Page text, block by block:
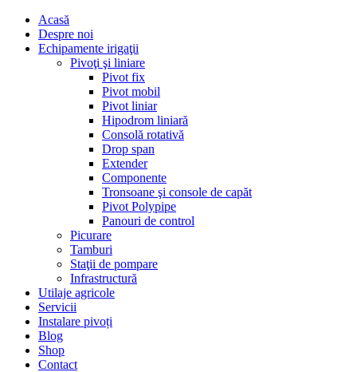
Acasă
Despre noi
Echipamente irigaţii
Pivoţi şi liniare
Pivot fix
Pivot mobil
Pivot liniar
Hipodrom liniară
Consolă rotativă
Drop span
Extender
Componente
Tronsoane şi console de capăt
Pivot Polypipe
Panouri de control
Picurare
Tamburi
Staţii de pompare
Infrastructură
Utilaje agricole
Servicii
Instalare pivoți
Blog
Shop
Contact